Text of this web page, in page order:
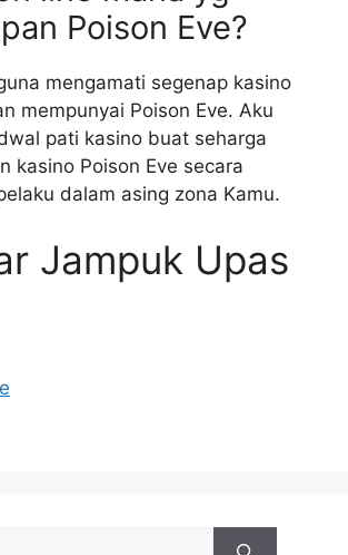
Poison Eve?
mengamati segenap kasino
mempunyai Poison Eve. Aku
pati kasino buat seharga
kasino Poison Eve secara
dalam asing zona Kamu.
Jampuk Upas